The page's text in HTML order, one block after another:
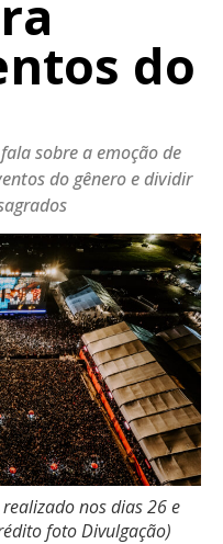
do
sobre a emoção de
do gênero e dividir
nos dias 26 e
foto Divulgação)